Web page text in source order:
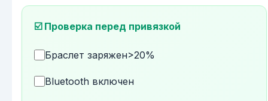
☑️ Проверка перед привязкой
Браслет заряжен>20%
Bluetooth включен